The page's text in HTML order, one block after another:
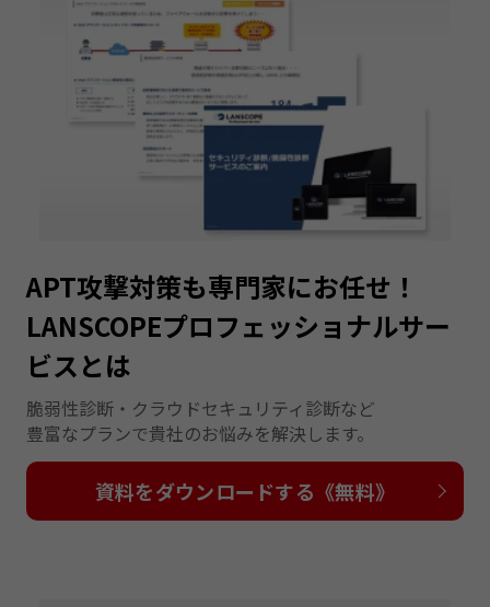
APT攻撃対策も専門家にお任せ！
LANSCOPEプロフェッショナルサー
ビスとは
脆弱性診断・クラウドセキュリティ診断など
豊富なプランで貴社のお悩みを解決します。
資料をダウンロードする《無料》